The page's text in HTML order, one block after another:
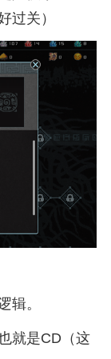
过关）
辑。
就是CD（这